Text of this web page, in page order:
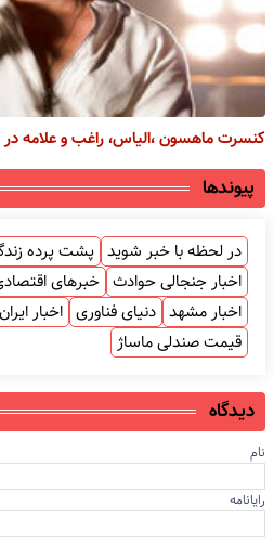
کنسرت ماهسون ،الیاس، راغب و علامه در
پیوندها
در لحظه با خبر شوید پشت پرده
اخبار جنجالی حوادث خبرهای
اخبار مشهد دنیای فناوری اخبار
قیمت صندلی ماساژ
دیدگاه
نام
رایانامه